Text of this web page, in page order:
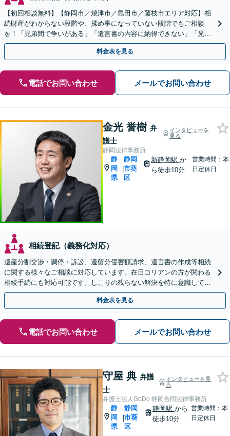
【初回相談無料】【静岡市／焼津市／島田市／藤枝市エリア対応】相
続財産がわからない段階や、揉め事になっていない段階でもご相談
を！「兄弟間で争いがある」「遺言書の内容に納得できない」「兄弟
による使い込みがあるのではないか」など幅広いお悩みに対応
料金表を見る
電話でお問い合わせ メールでお問い合わせ
金光 誉樹 弁
護士
インタビューを
見る
静岡法律事務所
静
岡
県
|
静岡
市葵
区
新静岡駅か
ら徒歩10分
営業時間：本
日定休日
相続登記（義務化対応）
遺産分割交渉・調停・訴訟、遺留分侵害額請求、遺言書の作成等相続
に関する様々なご相談に対応しています。在日コリアンの方が関わる
相続手続にも対応可能です。しこりの残らない解決を特に意識してい
ます。【新静岡駅10分】
料金表を見る
電話でお問い合わせ メールでお問い合わせ
守屋 典 弁護
士
インタビューを見
る
弁護士法人GoDo 静岡合同法律事務所
静
岡
県
|
静岡
市葵
区
静岡駅 から
徒歩10分
営業時間：本
日定休日